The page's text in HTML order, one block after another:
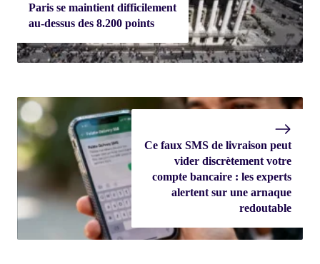
Paris se maintient difficilement
au-dessus des 8.200 points
Ce faux SMS de livraison peut
vider discrètement votre
compte bancaire : les experts
alertent sur une arnaque
redoutable